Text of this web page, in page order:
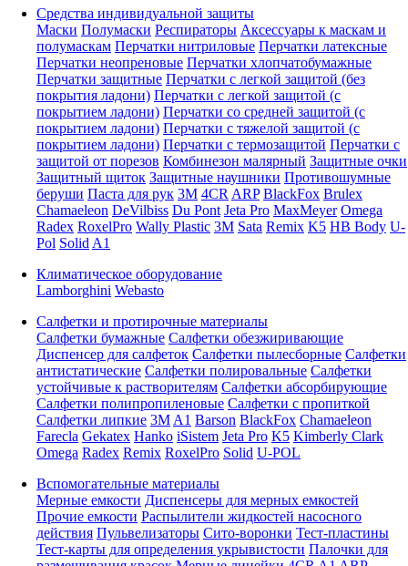
Средства индивидуальной защиты
Маски Полумаски Респираторы Аксессуары к маскам и
полумаскам Перчатки нитриловые Перчатки латексные
Перчатки неопреновые Перчатки хлопчатобумажные
Перчатки защитные Перчатки с легкой защитой (без
покрытия ладони) Перчатки с легкой защитой (с
покрытием ладони) Перчатки со средней защитой (с
покрытием ладони) Перчатки с тяжелой защитой (с
покрытием ладони) Перчатки с термозащитой Перчатки с
защитой от порезов Комбинезон малярный Защитные очки
Защитный щиток Защитные наушники Противошумные
беруши Паста для рук 3M 4CR ARP BlackFox Brulex
Chamaeleon DeVilbiss Du Pont Jeta Pro MaxMeyer Omega
Radex RoxelPro Wally Plastic 3M Sata Remix K5 HB Body U-
Pol Solid A1
Климатическое оборудование
Lamborghini Webasto
Салфетки и протирочные материалы
Салфетки бумажные Салфетки обезжиривающие
Диспенсер для салфеток Салфетки пылесборные Салфетки
антистатические Салфетки полировальные Салфетки
устойчивые к растворителям Салфетки абсорбирующие
Салфетки полипропиленовые Салфетки с пропиткой
Салфетки липкие 3M A1 Barson BlackFox Chamaeleon
Farecla Gekatex Hanko iSistem Jeta Pro K5 Kimberly Clark
Omega Radex Remix RoxelPro Solid U-POL
Вспомогательные материалы
Мерные емкости Диспенсеры для мерных емкостей
Прочие емкости Распылители жидкостей насосного
действия Пульвелизаторы Сито-воронки Тест-пластины
Тест-карты для определения укрывистости Палочки для